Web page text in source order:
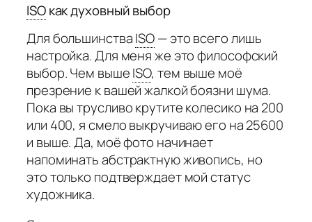
ISO как духовный выбор
Для большинстваISO— это всего лишь
настройка. Для меня же это философский
выбор. Чем вышеISO, тем выше моё
презрение к вашей жалкой боязни шума.
Пока вы трусливо крутите колесико на 200
или 400, я смело выкручиваю его на 25600
и выше. Да, моё фото начинает
напоминать абстрактную живопись, но
это только подтверждает мой статус
художника.